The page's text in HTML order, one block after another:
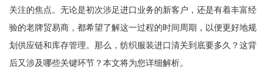
关注的焦点。无论是初次涉足进口业务的新客户，还是有着丰富经
验的老牌贸易商，都希望了解这一过程的时间周期，以便更好地规
划供应链和库存管理。那么，纺织服装进口清关到底要多久？这背
后又涉及哪些关键环节？本文将为您详细解析。